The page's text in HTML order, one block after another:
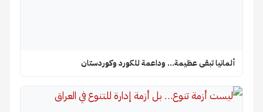
ألمانيا تبقى عظيمة… وداعمة للكورد وكوردستان